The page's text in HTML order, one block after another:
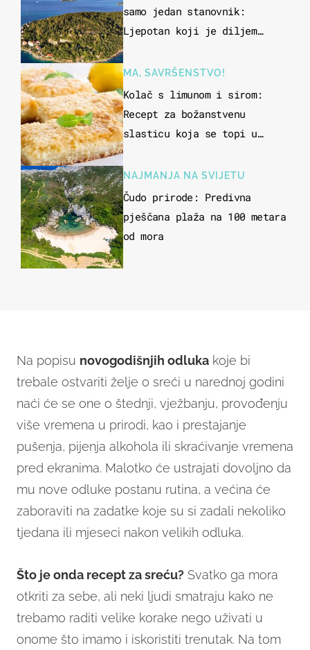
samo jedan stanovnik:
Ljepotan koji je diljem
"bijelom zlatu"
MA, SAVRŠENSTVO!
Kolač s limunom i sirom:
Recept za božanstvenu
slasticu koja se topi u
NAJMANJA NA SVIJETU
Čudo prirode: Predivna
pješčana plaža na 100 metara
od mora
Na popisu novogodišnjih odluka koje bi
trebale ostvariti želje o sreći u narednoj godini
naći će se one o štednji, vježbanju, provođenju
više vremena u prirodi, kao i prestajanje
pušenja, pijenja alkohola ili skraćivanje vremena
pred ekranima. Malotko će ustrajati dovoljno da
mu nove odluke postanu rutina, a većina će
zaboraviti na zadatke koje su si zadali nekoliko
tjedana ili mjeseci nakon velikih odluka.
Što je onda recept za sreću? Svatko ga mora
otkriti za sebe, ali neki ljudi smatraju kako ne
trebamo raditi velike korake nego uživati u
onome što imamo i iskoristiti trenutak. Na tom